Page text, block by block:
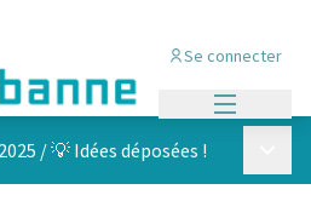
Se connecter
/💡 Idées déposées !